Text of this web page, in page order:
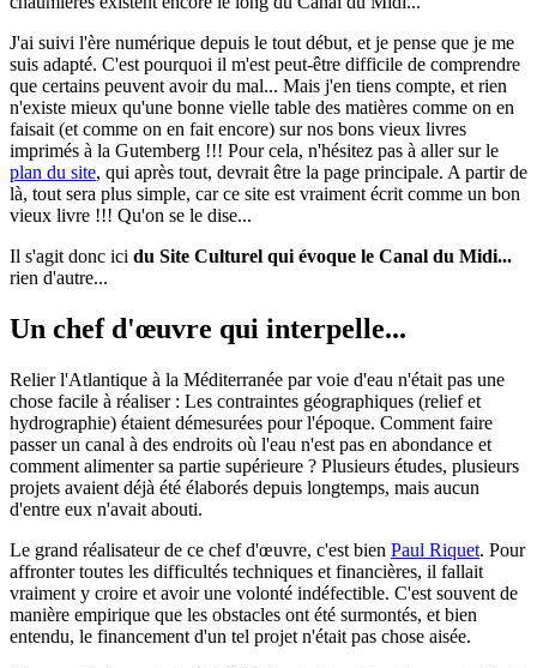
J'ai suivi l'ère numérique depuis le tout début, et je pense que je me
suis adapté. C'est pourquoi il m'est peut-être difficile de comprendre
que certains peuvent avoir du mal... Mais j'en tiens compte, et rien
n'existe mieux qu'une bonne vielle table des matières comme on en
faisait (et comme on en fait encore) sur nos bons vieux livres
imprimés à la Gutemberg !!! Pour cela, n'hésitez pas à aller sur le
plan du site, qui après tout, devrait être la page principale. A partir de
là, tout sera plus simple, car ce site est vraiment écrit comme un bon
vieux livre !!! Qu'on se le dise...
Il s'agit donc ici du Site Culturel qui évoque le Canal du Midi...
rien d'autre...
Un chef d'œuvre qui interpelle...
Relier l'Atlantique à la Méditerranée par voie d'eau n'était pas une
chose facile à réaliser : Les contraintes géographiques (relief et
hydrographie) étaient démesurées pour l'époque. Comment faire
passer un canal à des endroits où l'eau n'est pas en abondance et
comment alimenter sa partie supérieure ? Plusieurs études, plusieurs
projets avaient déjà été élaborés depuis longtemps, mais aucun
d'entre eux n'avait abouti.
Le grand réalisateur de ce chef d'œuvre, c'est bien Paul Riquet. Pour
affronter toutes les difficultés techniques et financières, il fallait
vraiment y croire et avoir une volonté indéfectible. C'est souvent de
manière empirique que les obstacles ont été surmontés, et bien
entendu, le financement d'un tel projet n'était pas chose aisée.